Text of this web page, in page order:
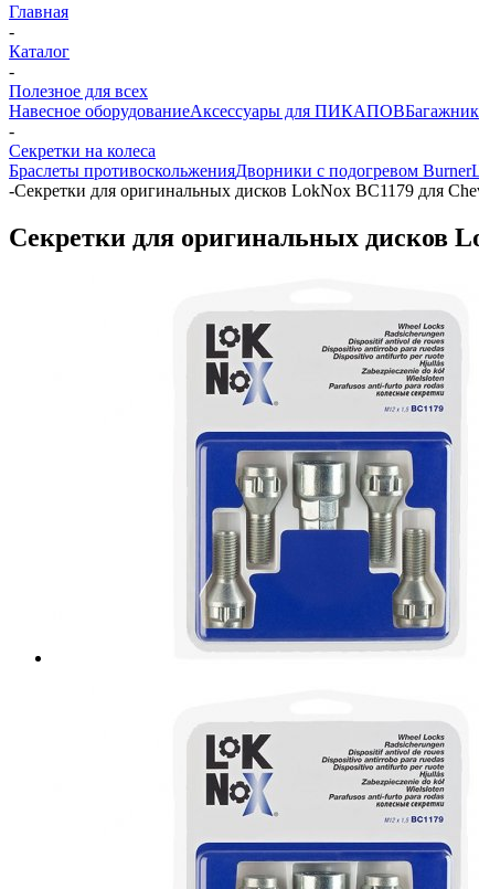
Главная
-
Каталог
-
Полезное для всех
Навесное оборудованиеАксессуары для ПИКАПОВ
-
Секретки на колеса
Браслеты противоскольженияДворники с подогревом Burner
-Секретки для оригинальных дисков LokNox BC1179 для
Секретки для оригинальных дисков